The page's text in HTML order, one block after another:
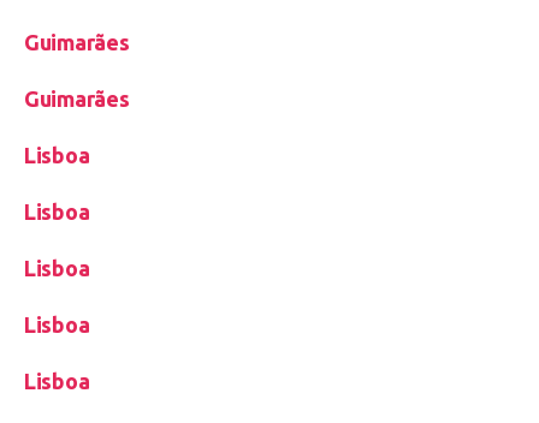
Guimarães
Guimarães
Lisboa
Lisboa
Lisboa
Lisboa
Lisboa